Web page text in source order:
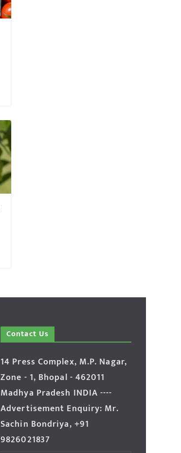
Contact Us
14 Press Complex, M.P. Nagar,
Zone - 1, Bhopal - 462011
Madhya Pradesh INDIA ----
Advertisement Enquiry: Mr.
Sachin Bondriya, +91
9826021837